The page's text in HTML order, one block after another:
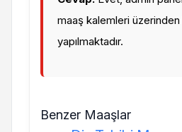
maaş kalemleri
yapılmaktadır.
Benzer Maaşlar